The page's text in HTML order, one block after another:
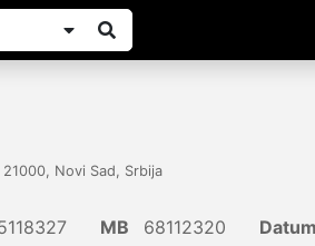
21000, Novi Sad, Srbija
MB 68112320